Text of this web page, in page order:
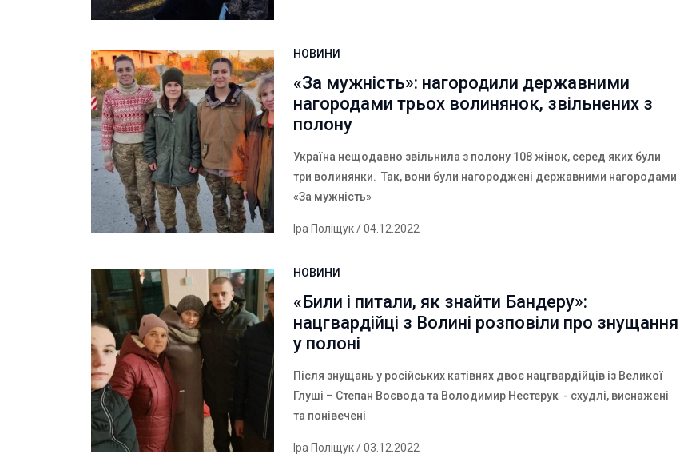
НОВИНИ
«За мужність»: нагородили державними
нагородами трьох волинянок, звільнених з
полону
Україна нещодавно звільнила з полону 108 жінок, серед яких були
три волинянки. Так, вони були нагороджені державними нагородами
«За мужність»
Іра Поліщук/ 04.12.2022
НОВИНИ
«Били і питали, як знайти Бандеру»:
нацгвардійці з Волині розповіли про знущання
у полоні
Після знущань у російських катівнях двоє нацгвардійців із Великої
Глуші – Степан Воєвода та Володимир Нестерук - схудлі, виснажені
та понівечені
Іра Поліщук/ 03.12.2022